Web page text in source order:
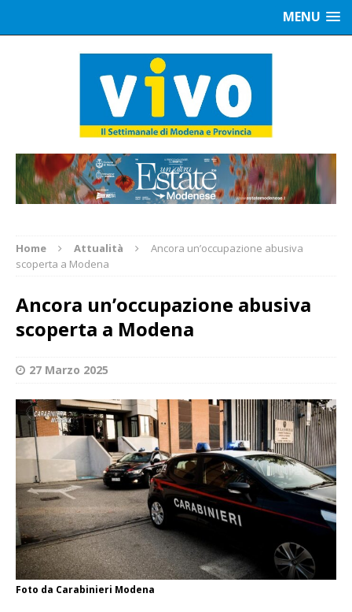
MENU
Home Attualità
Ancora un’occupazione abusiva
scoperta a Modena
Ancora un’occupazione abusiva
scoperta a Modena
27 Marzo 2025
Foto da Carabinieri Modena